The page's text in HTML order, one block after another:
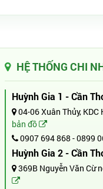
HỆ THỐNG CHI
Huỳnh Gia 1 - Cần
04-06 Xuân Thủy, KDC
bản đồ
0907 694 868 -0899
Huỳnh Gia 2 - Cần
369B Nguyễn Văn Cừ